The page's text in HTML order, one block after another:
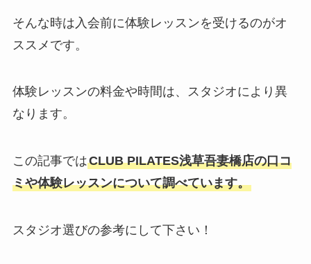
そんな時は入会前に体験レッスンを受けるのがオ
ススメです。
体験レッスンの料金や時間は、スタジオにより異
なります。
この記事ではCLUB PILATES浅草吾妻橋店の口コ
ミや体験レッスンについて調べています。
スタジオ選びの参考にして下さい！